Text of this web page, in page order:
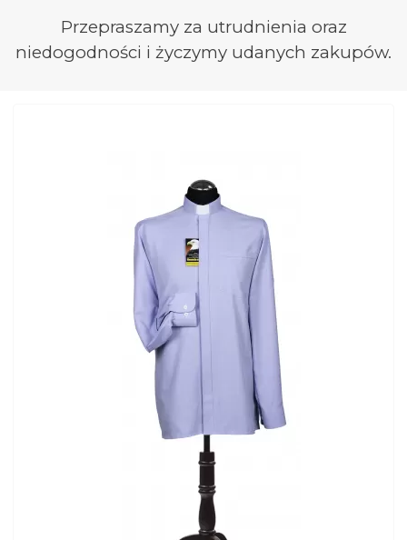
Przepraszamy za utrudnienia oraz
niedogodności i życzymy udanych zakupów.